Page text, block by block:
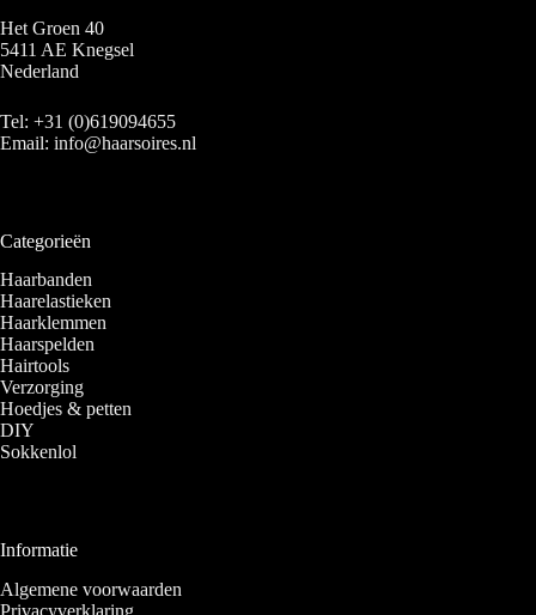
Het Groen 40
5411 AE Knegsel
Nederland
Tel: +31 (0)619094655
Email: info@haarsoires.nl
Categorieën
Haarbanden
Haarelastieken
Haarklemmen
Haarspelden
Hairtools
Verzorging
Hoedjes & petten
DIY
Sokkenlol
Informatie
Algemene voorwaarden